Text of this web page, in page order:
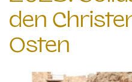
den
Osten